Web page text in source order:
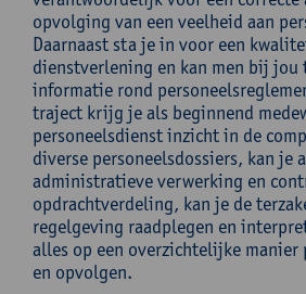
opvolging van een veelheid aan
Daarnaast sta je in voor een
dienstverlening en kan men bij jou
informatie rond
traject krijg je als beginnend
personeelsdienst inzicht in de
diverse personeelsdossiers, kan je
administratieve verwerking en
opdrachtverdeling, kan je de
regelgeving raadplegen en
alles op een overzichtelijke
en opvolgen.